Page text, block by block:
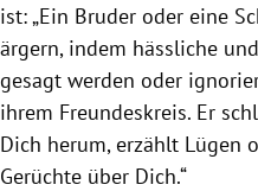
ist: „Ein Bruder oder eine
ärgern, indem hässliche
gesagt werden oder
ihrem Freundeskreis. Er
Dich herum, erzählt Lügen
Gerüchte über Dich.“